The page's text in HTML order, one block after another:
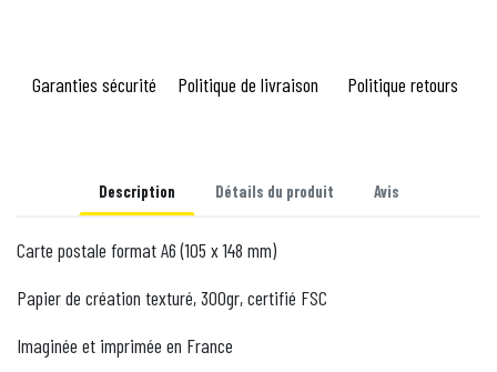
Garanties sécurité Politique de livraison Politique retours
Description Détails du produit Avis
Carte postale format A6 (105 x 148 mm)
Papier de création texturé, 300gr, certifié FSC
Imaginée et imprimée en France